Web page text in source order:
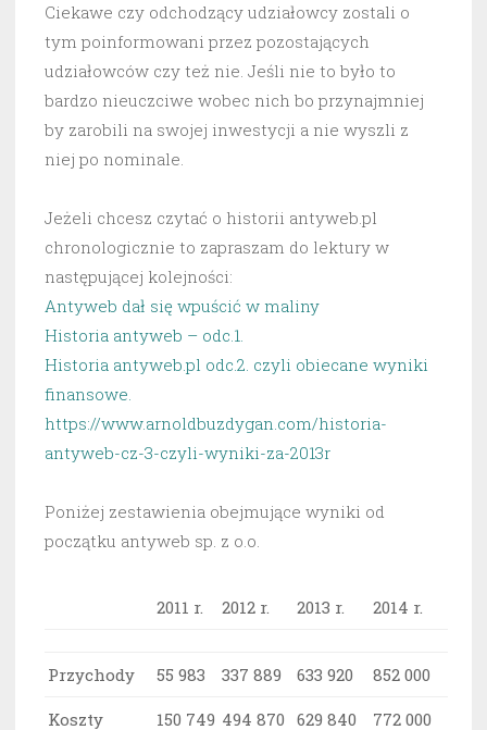
Ciekawe czy odchodzący udziałowcy zostali o
tym poinformowani przez pozostających
udziałowców czy też nie. Jeśli nie to było to
bardzo nieuczciwe wobec nich bo przynajmniej
by zarobili na swojej inwestycji a nie wyszli z
niej po nominale.
Jeżeli chcesz czytać o historii antyweb.pl
chronologicznie to zapraszam do lektury w
następującej kolejności:
Antyweb dał się wpuścić w maliny
Historia antyweb – odc.1.
Historia antyweb.pl odc.2. czyli obiecane wyniki
finansowe.
https://www.arnoldbuzdygan.com/historia-
antyweb-cz-3-czyli-wyniki-za-2013r
Poniżej zestawienia obejmujące wyniki od
początku antyweb sp. z o.o.
2011 r. 2012 r. 2013 r. 2014 r.
Przychody 55 983 337 889 633 920 852 000
Koszty 150 749 494 870 629 840 772 000